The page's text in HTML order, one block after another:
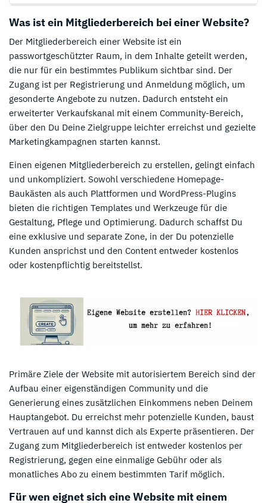
Was ist ein Mitgliederbereich bei einer Website?
Der Mitgliederbereich einer Website ist ein
passwortgeschützter Raum, in dem Inhalte geteilt werden,
die nur für ein bestimmtes Publikum sichtbar sind. Der
Zugang ist per Registrierung und Anmeldung möglich, um
gesonderte Angebote zu nutzen. Dadurch entsteht ein
erweiterter Verkaufskanal mit einem Community-Bereich,
über den Du Deine Zielgruppe leichter erreichst und gezielte
Marketingkampagnen starten kannst.
Einen eigenen Mitgliederbereich zu erstellen, gelingt einfach
und unkompliziert. Sowohl verschiedene Homepage-
Baukästen als auch Plattformen und WordPress-Plugins
bieten die richtigen Templates und Werkzeuge für die
Gestaltung, Pflege und Optimierung. Dadurch schaffst Du
eine exklusive und separate Zone, in der Du potenzielle
Kunden ansprichst und den Content entweder kostenlos
oder kostenpflichtig bereitstellst.
Primäre Ziele der Website mit autorisiertem Bereich sind der
Aufbau einer eigenständigen Community und die
Generierung eines zusätzlichen Einkommens neben Deinem
Hauptangebot. Du erreichst mehr potenzielle Kunden, baust
Vertrauen auf und kannst dich als Experte präsentieren. Der
Zugang zum Mitgliederbereich ist entweder kostenlos per
Registrierung, gegen eine einmalige Gebühr oder als
monatliches Abo zu einem bestimmten Tarif möglich.
Für wen eignet sich eine Website mit einem